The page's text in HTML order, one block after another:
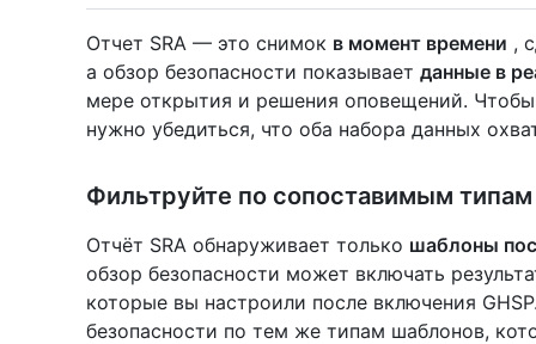
Отчет SRA — это снимок в момент времени ,
а обзор безопасности показывает данные в
мере открытия и решения оповещений.
нужно убедиться, что оба набора данных
Фильтруйте по сопоставимым типам
Отчёт SRA обнаруживает только шаблоны
обзор безопасности может включать
которые вы настроили после включения
безопасности по тем же типам шаблонов,